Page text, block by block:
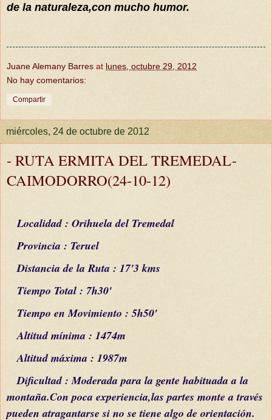
de la naturaleza,con mucho humor.
Juane Alemany Barres at lunes, octubre 29, 2012
No hay comentarios:
Compartir
miércoles, 24 de octubre de 2012
- RUTA ERMITA DEL TREMEDAL-
CAIMODORRO(24-10-12)
Localidad : Orihuela del Tremedal
Provincia : Teruel
Distancia de la Ruta : 17'3 kms
Tiempo Total : 7h30'
Tiempo en Movimiento : 5h50'
Altitudmínima : 1474m
Altitudmáxima : 1987m
Dificultad : Moderada para la gente habituada a la
montaña.Con poca experiencia,las partes monte a través
pueden atragantarse si no se tiene algo de orientación.